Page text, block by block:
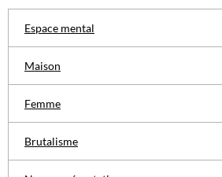
Espace mental
Maison
Femme
Brutalisme